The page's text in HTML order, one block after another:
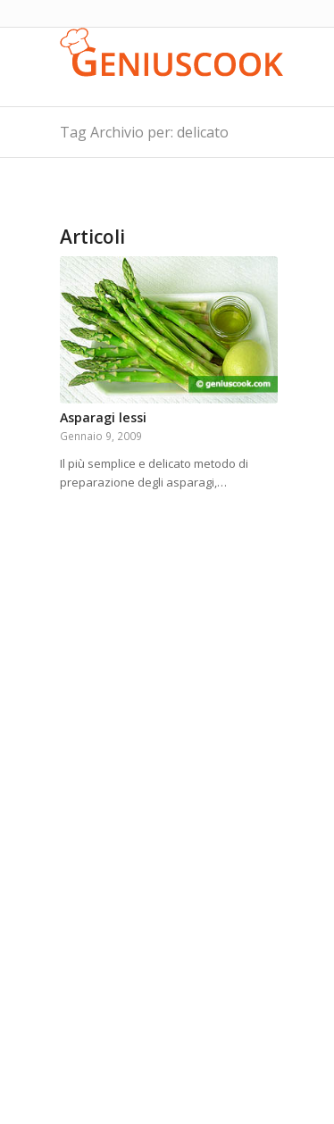
Tag Archivio per: delicato
Articoli
Asparagi lessi
Gennaio 9, 2009
Il più semplice e delicato metodo di
preparazione degli asparagi,…